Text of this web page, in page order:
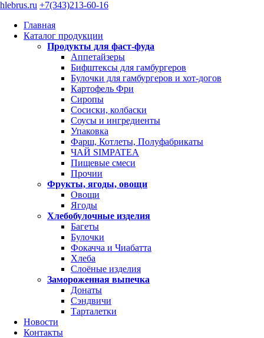
hlebrus.ru +7(343)213-60-16
Главная
Каталог продукции
Продукты для фаст-фуда
Аппетайзеры
Бифштексы для гамбургеров
Булочки для гамбургеров и хот-догов
Картофель Фри
Сиропы
Сосиски, колбаски
Соусы и ингредиенты
Упаковка
Фарш, Котлеты, Полуфабрикаты
ЧАЙ SIMPATEA
Пищевые смеси
Прочии
Фрукты, ягоды, овощи
Овощи
Ягоды
Хлебобулочные изделия
Багеты
Булочки
Фокачча и Чиабатта
Хлеба
Слоёные изделия
Замороженная выпечка
Донаты
Сэндвичи
Тарталетки
Новости
Контакты